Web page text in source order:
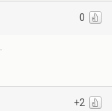
0
+2